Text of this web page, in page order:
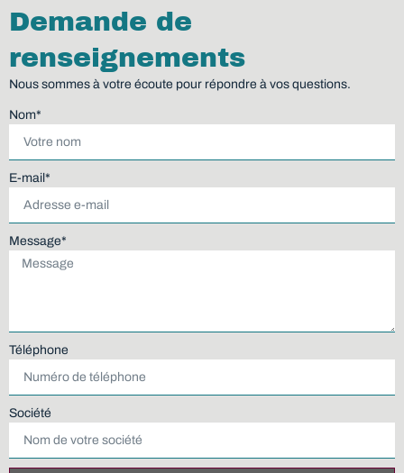
Demande de
renseignements
Nous sommes à votre écoute pour répondre à vos questions.
Nom*
E-mail*
Message*
Téléphone
Société